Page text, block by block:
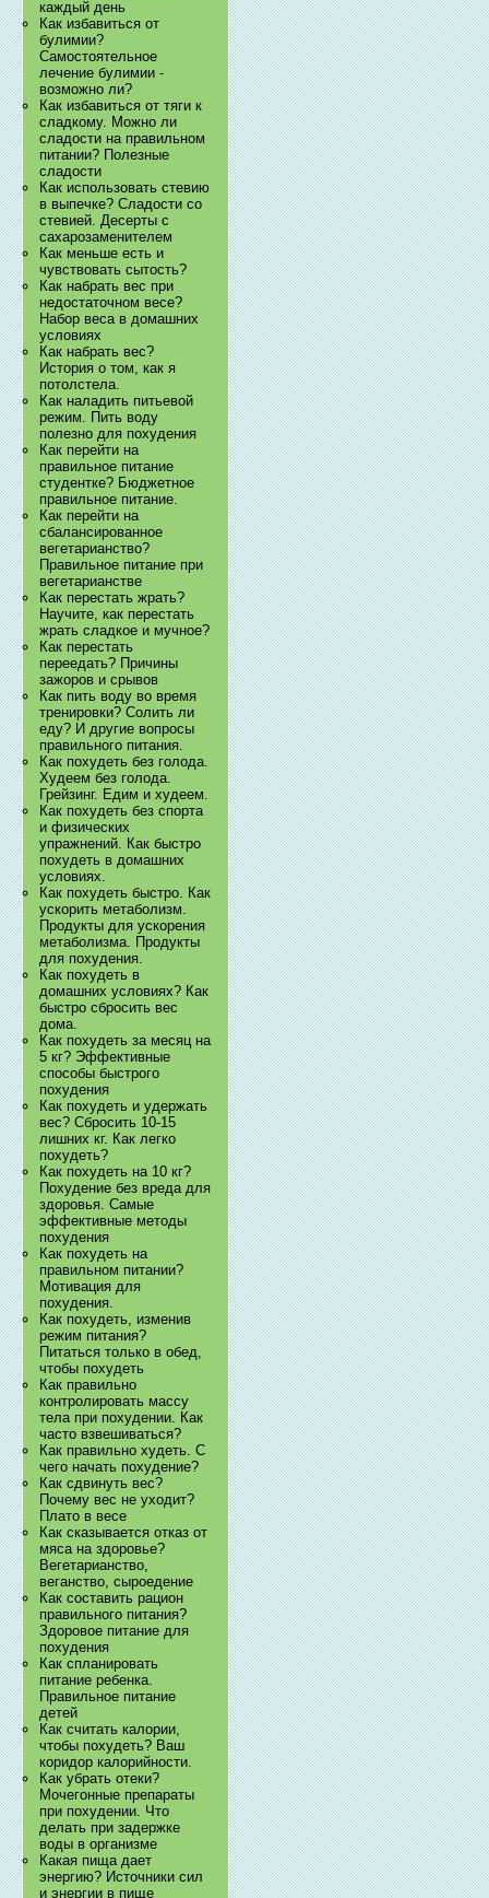
каждый день
Как избавиться от
булимии?
Самостоятельное
лечение булимии -
возможно ли?
Как избавиться от тяги к
сладкому. Можно ли
сладости на правильном
питании? Полезные
сладости
Как использовать стевию
в выпечке? Сладости со
стевией. Десерты с
сахарозаменителем
Как меньше есть и
чувствовать сытость?
Как набрать вес при
недостаточном весе?
Набор веса в домашних
условиях
Как набрать вес?
История о том, как я
потолстела.
Как наладить питьевой
режим. Пить воду
полезно для похудения
Как перейти на
правильное питание
студентке? Бюджетное
правильное питание.
Как перейти на
сбалансированное
вегетарианство?
Правильное питание при
вегетарианстве
Как перестать жрать?
Научите, как перестать
жрать сладкое и мучное?
Как перестать
переедать? Причины
зажоров и срывов
Как пить воду во время
тренировки? Солить ли
еду? И другие вопросы
правильного питания.
Как похудеть без голода.
Худеем без голода.
Грейзинг. Едим и худеем.
Как похудеть без спорта
и физических
упражнений. Как быстро
похудеть в домашних
условиях.
Как похудеть быстро. Как
ускорить метаболизм.
Продукты для ускорения
метаболизма. Продукты
для похудения.
Как похудеть в
домашних условиях? Как
быстро сбросить вес
дома.
Как похудеть за месяц на
5 кг? Эффективные
способы быстрого
похудения
Как похудеть и удержать
вес? Сбросить 10-15
лишних кг. Как легко
похудеть?
Как похудеть на 10 кг?
Похудение без вреда для
здоровья. Самые
эффективные методы
похудения
Как похудеть на
правильном питании?
Мотивация для
похудения.
Как похудеть, изменив
режим питания?
Питаться только в обед,
чтобы похудеть
Как правильно
контролировать массу
тела при похудении. Как
часто взвешиваться?
Как правильно худеть. С
чего начать похудение?
Как сдвинуть вес?
Почему вес не уходит?
Плато в весе
Как сказывается отказ от
мяса на здоровье?
Вегетарианство,
веганство, сыроедение
Как составить рацион
правильного питания?
Здоровое питание для
похудения
Как спланировать
питание ребенка.
Правильное питание
детей
Как считать калории,
чтобы похудеть? Ваш
коридор калорийности.
Как убрать отеки?
Мочегонные препараты
при похудении. Что
делать при задержке
воды в организме
Какая пища дает
энергию? Источники сил
и энергии в пище